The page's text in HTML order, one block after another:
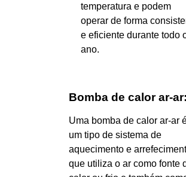
temperatura e podem
operar de forma
e eficiente durante todo
ano.
Bomba de calor ar-ar:
Uma bomba de calor ar-ar
um tipo de sistema de
aquecimento e
que utiliza o ar como fonte